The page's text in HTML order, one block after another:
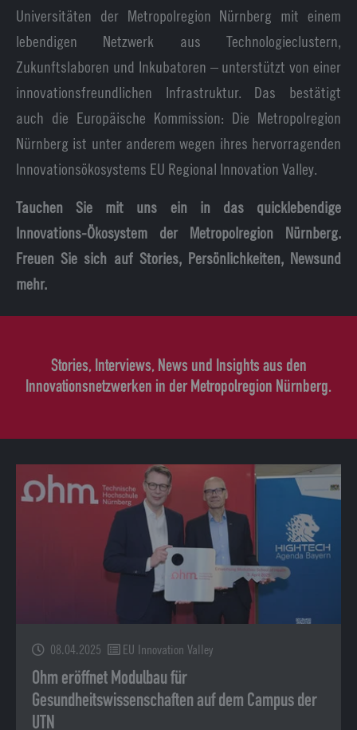
Universitäten der Metropolregion Nürnberg mit einem
lebendigen Netzwerk aus Technologieclustern,
Zukunftslaboren und Inkubatoren – unterstützt von einer
innovationsfreundlichen Infrastruktur. Das bestätigt
auch die Europäische Kommission: Die Metropolregion
Nürnberg ist unter anderem wegen ihres hervorragenden
Innovationsökosystems EU Regional Innovation Valley.
Tauchen Sie mit uns ein in das quicklebendige
Innovations-Ökosystem der Metropolregion Nürnberg.
Freuen Sie sich auf Stories, Persönlichkeiten, Newsund
mehr.
Stories, Interviews, News und Insights aus den
Innovationsnetzwerken in der Metropolregion Nürnberg.
08.04.2025 EU Innovation Valley
Ohm eröffnet Modulbau für
Gesundheitswissenschaften auf dem Campus der
UTN